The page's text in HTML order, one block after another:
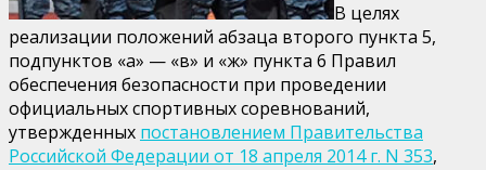
В целях
реализации положений абзаца второго пункта 5,
подпунктов «а» — «в» и «ж» пункта 6 Правил
обеспечения безопасности при проведении
официальных спортивных соревнований,
утвержденных постановлением Правительства
Российской Федерации от 18 апреля 2014 г. N 353,